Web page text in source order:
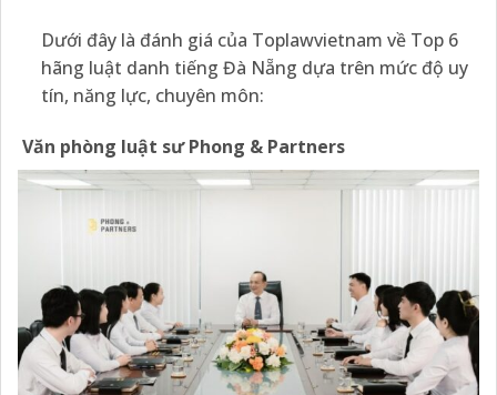
Dưới đây là đánh giá của Toplawvietnam về Top 6
hãng luật danh tiếng Đà Nẵng dựa trên mức độ uy
tín, năng lực, chuyên môn:
Văn phòng luật sư Phong & Partners